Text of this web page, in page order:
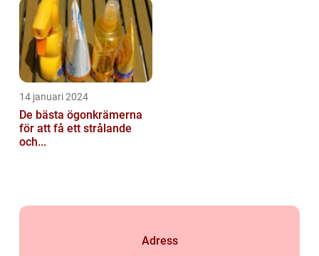
14 januari 2024
De bästa ögonkrämerna
för att få ett strålande
och...
Adress